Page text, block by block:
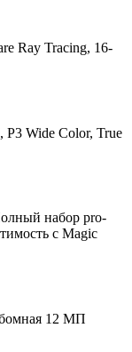
Ray Tracing, 16-
P3 Wide Color, True
набор pro-
с Magic
12 МП